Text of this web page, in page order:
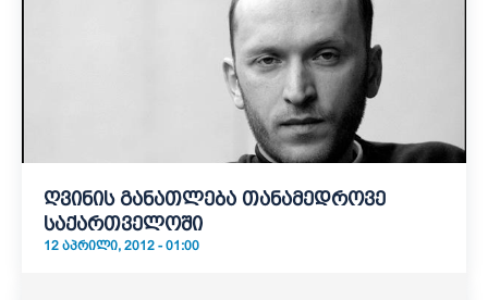
ღვინის განათლება თანამედროვე
საქართველოში
12 ᲐᲞᲠᲘᲚᲘ, 2012 - 01:00